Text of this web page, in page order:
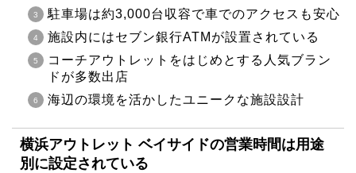
駐車場は約3,000台収容で車でのアクセスも安心
施設内にはセブン銀行ATMが設置されている
コーチアウトレットをはじめとする人気ブラン
ドが多数出店
海辺の環境を活かしたユニークな施設設計
横浜アウトレット ベイサイドの営業時間は用途
別に設定されている